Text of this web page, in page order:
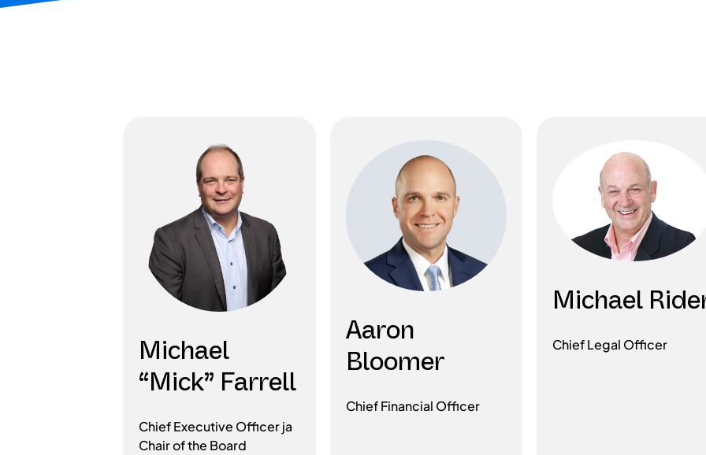
Michael
“Mick” Farrell
Chief Executive Officer ja
Chair of the Board
Aaron
Bloomer
Chief Financial Officer
Michael
Chief Legal Officer